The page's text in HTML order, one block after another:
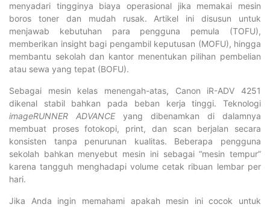
menyadari tingginya biaya operasional jika memakai mesin
boros toner dan mudah rusak. Artikel ini disusun untuk
menjawab kebutuhan para pengguna pemula (TOFU),
memberikan insight bagi pengambil keputusan (MOFU), hingga
membantu sekolah dan kantor menentukan pilihan pembelian
atau sewa yang tepat (BOFU).
Sebagai mesin kelas menengah-atas, Canon iR-ADV 4251
dikenal stabil bahkan pada beban kerja tinggi. Teknologi
imageRUNNER ADVANCEyang dibenamkan di dalamnya
membuat proses fotokopi, print, dan scan berjalan secara
konsisten tanpa penurunan kualitas. Beberapa pengguna
sekolah bahkan menyebut mesin ini sebagai “mesin tempur”
karena tangguh menghadapi volume cetak ribuan lembar per
hari.
Jika Anda ingin memahami apakah mesin ini cocok untuk